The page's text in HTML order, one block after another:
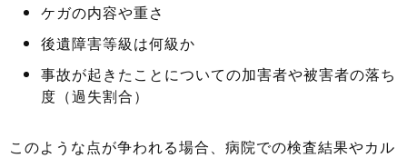
ケガの内容や重さ
後遺障害等級は何級か
事故が起きたことについての加害者や被害者の落ち
度（過失割合）
このような点が争われる場合、病院での検査結果やカル